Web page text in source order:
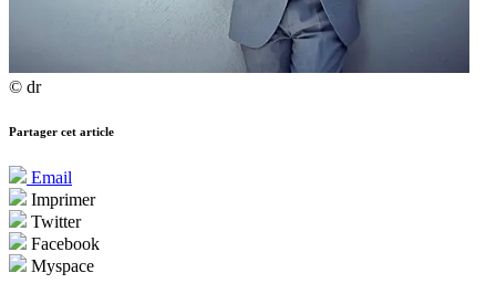
© dr
Partager cet article
Email
Imprimer
Twitter
Facebook
Myspace